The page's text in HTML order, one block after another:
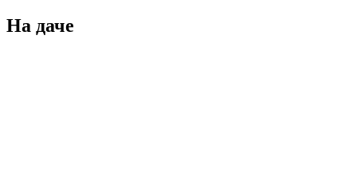
На даче